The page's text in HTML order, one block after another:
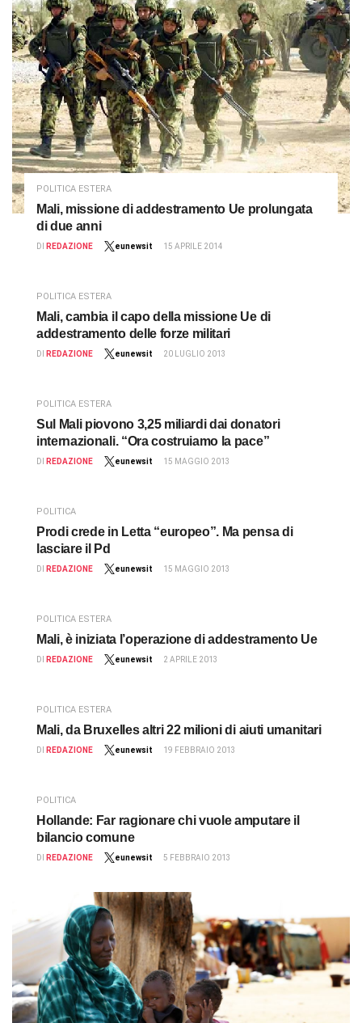
POLITICA ESTERA
Mali, missione di addestramento Ue prolungata
di due anni
DI REDAZIONE eunewsit 15 APRILE 2014
POLITICA ESTERA
Mali, cambia il capo della missione Ue di
addestramento delle forze militari
DI REDAZIONE eunewsit 20 LUGLIO 2013
POLITICA ESTERA
Sul Mali piovono 3,25 miliardi dai donatori
internazionali. “Ora costruiamo la pace”
DI REDAZIONE eunewsit 15 MAGGIO 2013
POLITICA
Prodi crede in Letta “europeo”. Ma pensa di
lasciare il Pd
DI REDAZIONE eunewsit 15 MAGGIO 2013
POLITICA ESTERA
Mali, è iniziata l’operazione di addestramento Ue
DI REDAZIONE eunewsit 2 APRILE 2013
POLITICA ESTERA
Mali, da Bruxelles altri 22 milioni di aiuti umanitari
DI REDAZIONE eunewsit 19 FEBBRAIO 2013
POLITICA
Hollande: Far ragionare chi vuole amputare il
bilancio comune
DI REDAZIONE eunewsit 5 FEBBRAIO 2013